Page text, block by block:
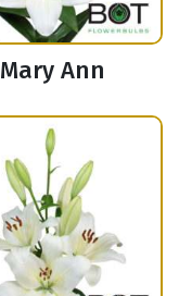
Mary Ann